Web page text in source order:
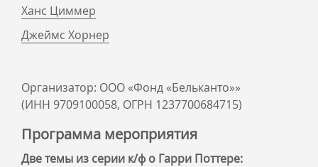
Ханс Циммер
Джеймс Хорнер
Организатор: ООО «Фонд «Бельканто»»
(ИНН 9709100058, ОГРН 1237700684715)
Программа мероприятия
Две темы из серии к/ф о Гарри Поттере: